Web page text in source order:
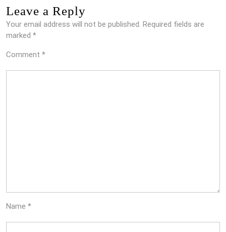
Leave a Reply
Your email address will not be published. Required fields are
marked *
Comment *
Name *